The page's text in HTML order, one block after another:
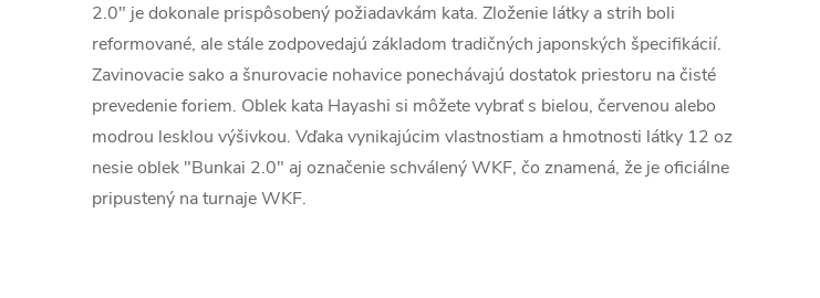
2.0" je dokonale prispôsobený požiadavkám kata. Zloženie látky a strih boli
reformované, ale stále zodpovedajú základom tradičných japonských špecifikácií.
Zavinovacie sako a šnurovacie nohavice ponechávajú dostatok priestoru na čisté
prevedenie foriem. Oblek kata Hayashi si môžete vybrať s bielou, červenou alebo
modrou lesklou výšivkou. Vďaka vynikajúcim vlastnostiam a hmotnosti látky 12 oz
nesie oblek "Bunkai 2.0" aj označenie schválený WKF, čo znamená, že je oficiálne
pripustený na turnaje WKF.